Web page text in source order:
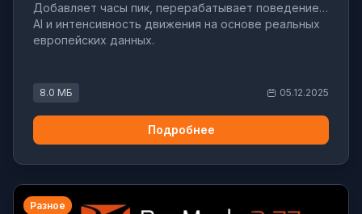
Добавляет часы пик, перерабатывает поведение
AI и интенсивность движения на основе реальных
европейских данных.
8.0 МБ 05.12.2025
Подробнее
Разное